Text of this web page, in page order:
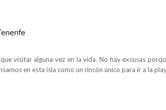
visitar alguna vez en la vida. No hay excusas
en esta isla como un rincón único para ir a la